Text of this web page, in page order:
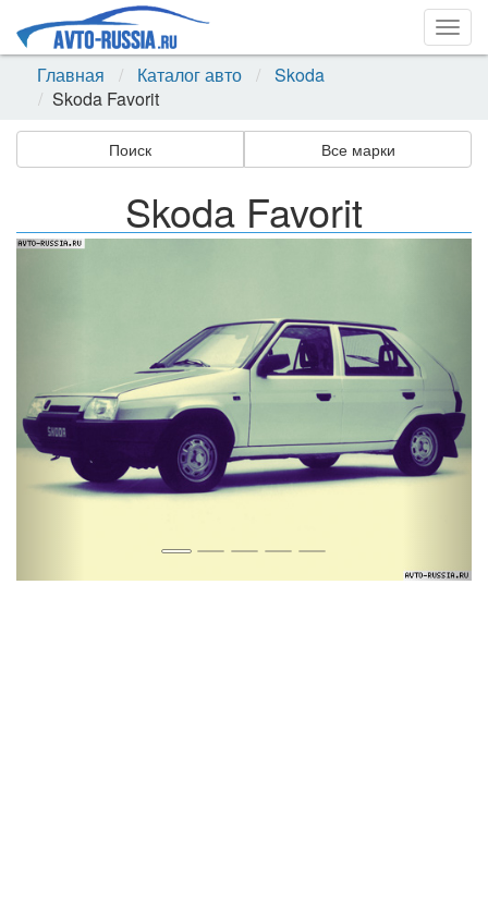
Главная
Каталог авто
Skoda
Skoda Favorit
Поиск Все марки
Skoda Favorit
Назад